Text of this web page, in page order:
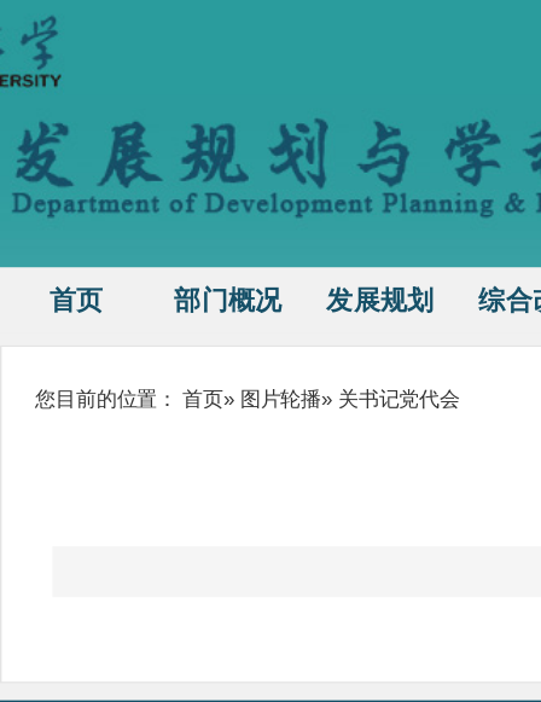
首页 部门概况 发展规划 综合
您目前的位置：首页» 图片轮播» 关书记党代会